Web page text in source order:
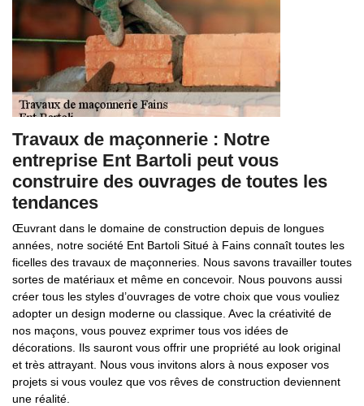
Travaux de maçonnerie : Notre
entreprise Ent Bartoli peut vous
construire des ouvrages de toutes les
tendances
Œuvrant dans le domaine de construction depuis de longues
années, notre société Ent Bartoli Situé à Fains connaît toutes les
ficelles des travaux de maçonneries. Nous savons travailler toutes
sortes de matériaux et même en concevoir. Nous pouvons aussi
créer tous les styles d’ouvrages de votre choix que vous vouliez
adopter un design moderne ou classique. Avec la créativité de
nos maçons, vous pouvez exprimer tous vos idées de
décorations. Ils sauront vous offrir une propriété au look original
et très attrayant. Nous vous invitons alors à nous exposer vos
projets si vous voulez que vos rêves de construction deviennent
une réalité.